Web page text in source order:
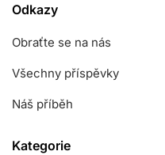
Odkazy
Obraťte se na nás
Všechny příspěvky
Náš příběh
Kategorie